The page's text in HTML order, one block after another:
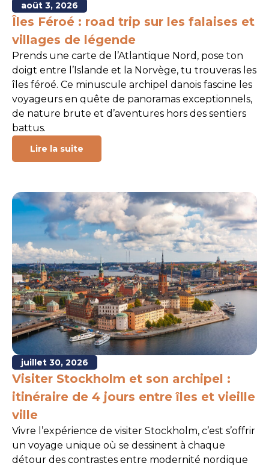
août 3, 2026
Îles Féroé : road trip sur les falaises et
villages de légende
Prends une carte de l’Atlantique Nord, pose ton
doigt entre l’Islande et la Norvège, tu trouveras les
îles féroé. Ce minuscule archipel danois fascine les
voyageurs en quête de panoramas exceptionnels,
de nature brute et d’aventures hors des sentiers
battus.
Lire la suite
juillet 30, 2026
Visiter Stockholm et son archipel :
itinéraire de 4 jours entre îles et vieille
ville
Vivre l’expérience de visiter Stockholm, c’est s’offrir
un voyage unique où se dessinent à chaque
détour des contrastes entre modernité nordique